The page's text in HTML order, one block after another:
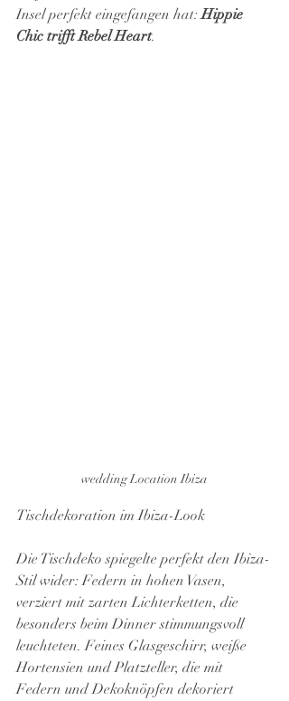
Insel perfekt eingefangen hat: Hippie
Chic trifft Rebel Heart.
wedding Location Ibiza
Tischdekoration im Ibiza-Look
Die Tischdeko spiegelte perfekt den Ibiza-
Stil wider: Federn in hohen Vasen,
verziert mit zarten Lichterketten, die
besonders beim Dinner stimmungsvoll
leuchteten. Feines Glasgeschirr, weiße
Hortensien und Platzteller, die mit
Federn und Dekoknöpfen dekoriert